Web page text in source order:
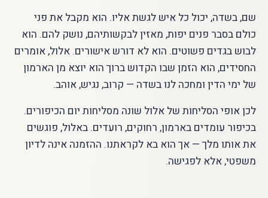
שם, בשדה, יכול כל איש לגשת אליו. הוא מקבל את פני
כולם בסבר פנים יפות, מאזין לבקשותיהם, נושק להם. הוא
לבוש בגדים פשוטים. הוא לא דורש אישורים. אלול, אומרים
החסידים, הוא הזמן שבו הקדוש ברוך הוא יוצא מן הארמון
של ימי הדין ומחכה לנו בשדה — קרוב, נגיש, אוהב.
לכן אופי הסליחות של אלול שונה מסליחות יום הכיפורים.
בכיפור עומדים בארמון, רחוקים, רועדים. באלול, פוגשים
את אותו מלך — אך הוא בא לקראתנו. ההזמנה אינה לדיון
משפטי, אלא לפגישה.